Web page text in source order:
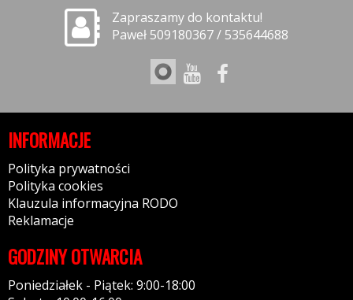
Zapraszamy do kontaktu!
Paweł 509180367 / 535644688
INFORMACJE
Polityka prywatności
Polityka cookies
Klauzula informacyjna RODO
Reklamacje
GODZINY OTWARCIA
Poniedziałek - Piątek: 9:00-18:00